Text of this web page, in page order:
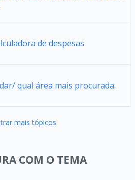
de despesas
qual área mais procurada.
mais tópicos
COM O TEMA